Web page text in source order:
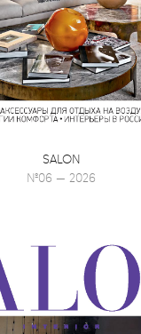
SALON
№06 — 2026